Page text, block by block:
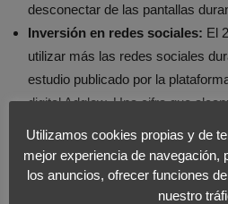
desconectar de las pantallas
Inversión en redes sociales: El
utilizar más las redes sociales
estudio publicado por la
digital Adglow. Una cifra que
recomendable que las marcas
refuercen su comunicación en
Imprescindible un buen diseño
Utilizamos cookies propias y de
mejor experiencia de navegación,
los anuncios, ofrecer funciones
nuestro